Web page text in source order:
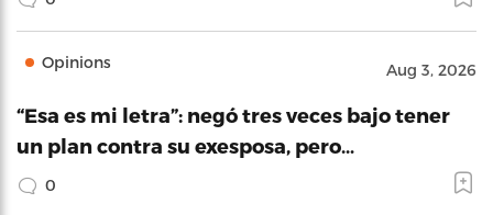
Opinions Aug 3, 2026
“Esa es mi letra”: negó tres veces bajo tener
un plan contra su exesposa, pero…
0